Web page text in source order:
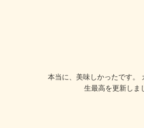
本当に、美味しかったです。
生最高を更新しま